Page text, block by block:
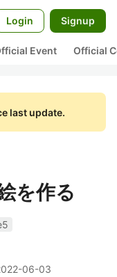
Login Signup
Event Official
last update.
を作る
06-03